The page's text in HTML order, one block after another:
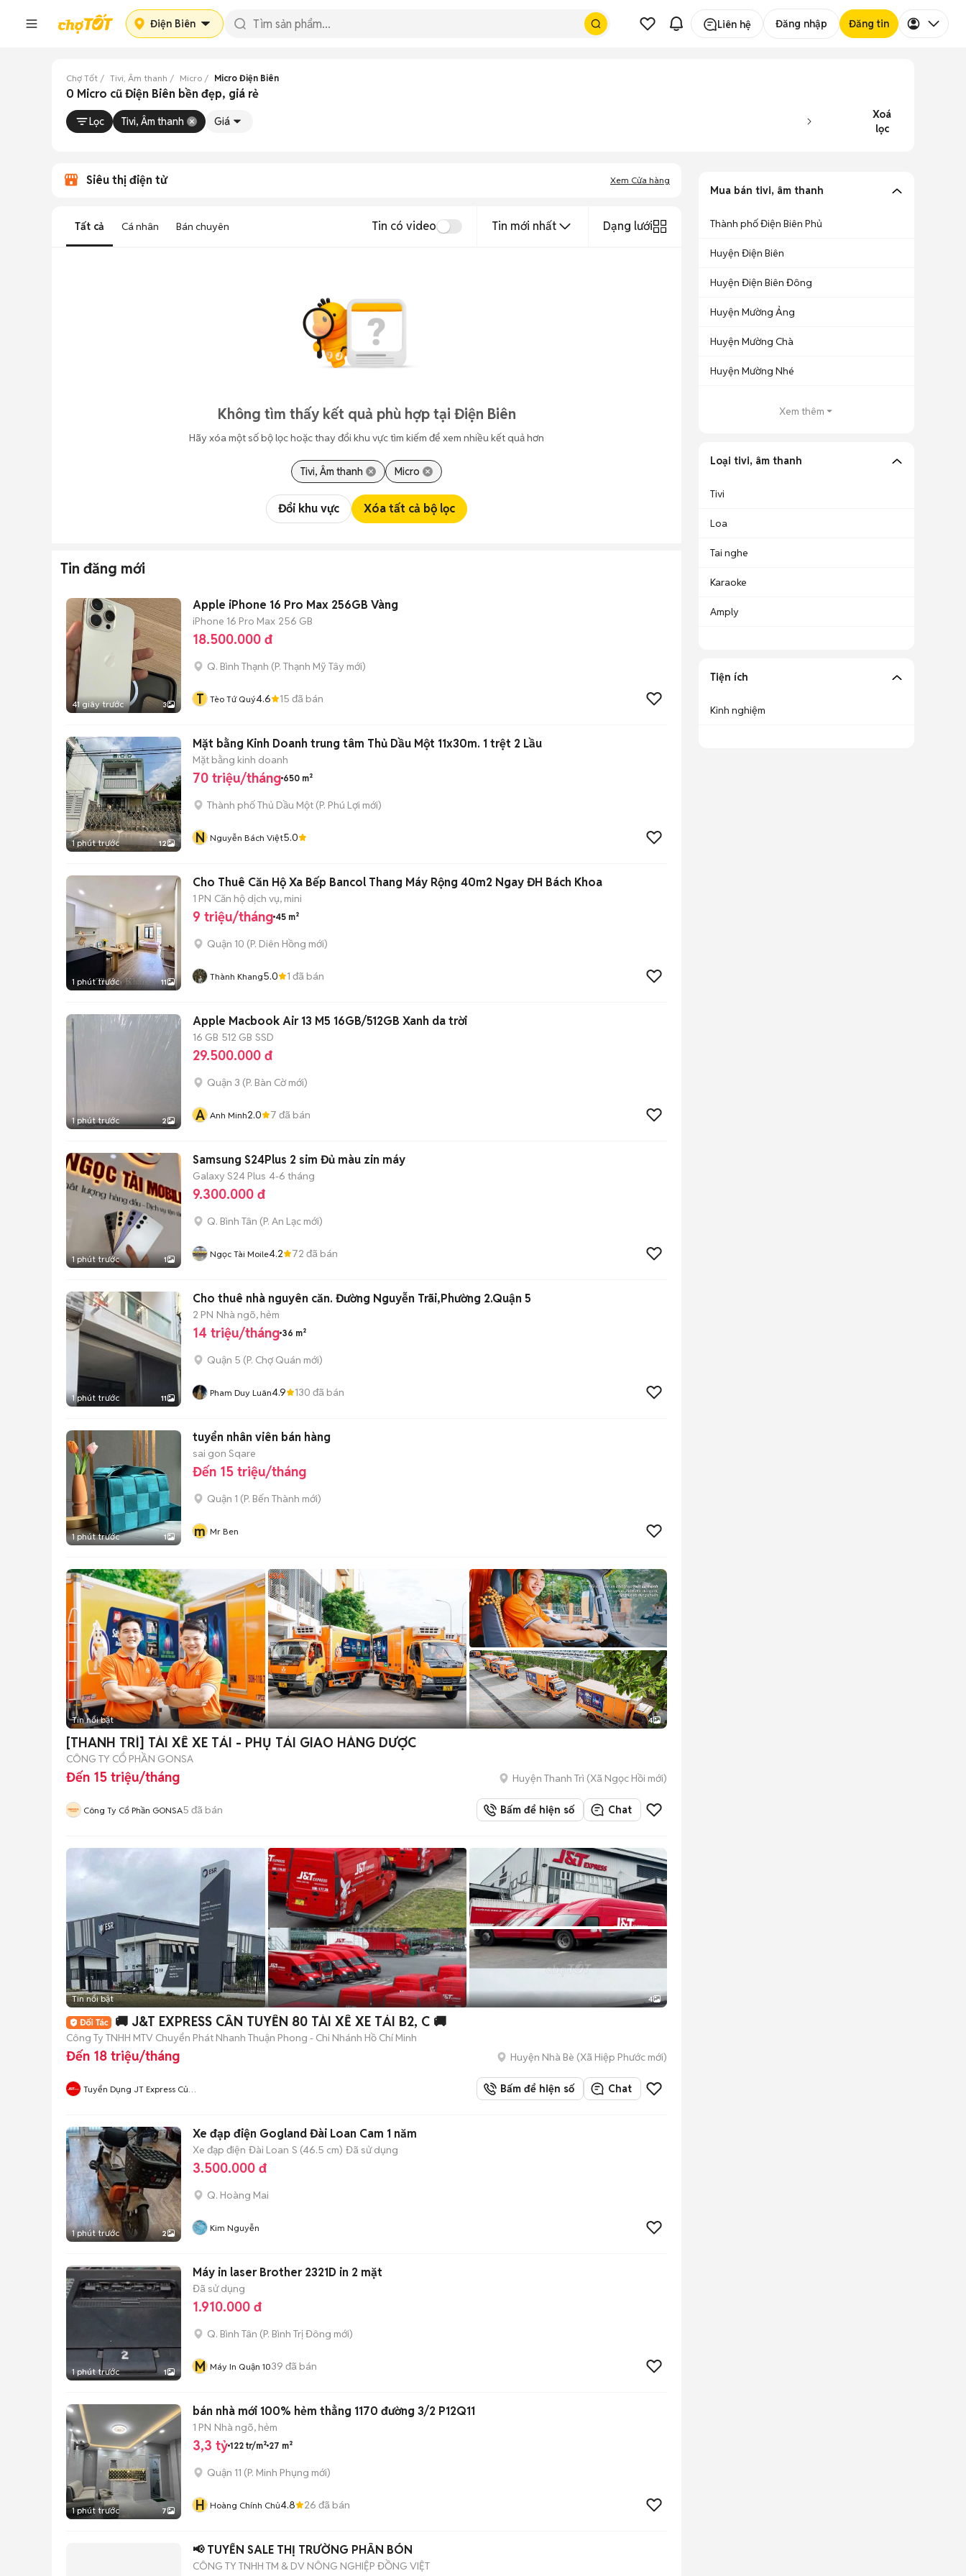
Điện Biên Liên hệ Đăng nhập Đăng tin
Chợ Tốt Tivi, Âm thanh Micro Micro Điện Biên
0 Micro cũ Điện Biên bền đẹp, giá rẻ
Lọc Tivi, Âm thanh Giá
Xoá
lọc
Siêu thị điện tử Xem Cửa hàng
Tất cả Cá nhân Bán chuyên Tin có video Tin mới nhất Dạng lưới
Không tìm thấy kết quả phù hợp tại Điện Biên
Hãy xóa một số bộ lọc hoặc thay đổi khu vực tìm kiếm để xem nhiều kết quả hơn
Tivi, Âm thanh Micro
Đổi khu vực Xóa tất cả bộ lọc
Tin đăng mới
41 giây trước 3
Apple iPhone 16 Pro Max 256GB Vàng
iPhone 16 Pro Max 256 GB
18.500.000 đ
Q. Bình Thạnh (P. Thạnh Mỹ Tây mới)
T Tèo Tứ Quý4.6 15 đã bán
1 phút trước 12
Mặt bằng Kinh Doanh trung tâm Thủ Dầu Một 11x30m. 1 trệt 2 Lầu
Mặt bằng kinh doanh
70 triệu/tháng 650 m²
Thành phố Thủ Dầu Một (P. Phú Lợi mới)
N Nguyễn Bách Việt5.0
1 phút trước 11
Cho Thuê Căn Hộ Xa Bếp Bancol Thang Máy Rộng 40m2 Ngay ĐH Bách Khoa
1 PN Căn hộ dịch vụ, mini
9 triệu/tháng 45 m²
Quận 10 (P. Diên Hồng mới)
Thành Khang5.0 1 đã bán
1 phút trước 2
Apple Macbook Air 13 M5 16GB/512GB Xanh da trời
16 GB 512 GB SSD
29.500.000 đ
Quận 3 (P. Bàn Cờmới)
A Anh Minh2.0 7 đã bán
1 phút trước 1
Samsung S24Plus 2 sim Đủ màu zin máy
Galaxy S24 Plus 4-6 tháng
9.300.000 đ
Q. Bình Tân (P. An Lạc mới)
Ngọc Tài Moile4.2 72 đã bán
1 phút trước 11
Cho thuê nhà nguyên căn. Đường Nguyễn Trãi,Phường 2.Quận 5
2 PN Nhà ngõ, hẻm
14 triệu/tháng 36 m²
Quận 5 (P. Chợ Quán mới)
Pham Duy Luân4.9 130 đã bán
1 phút trước 1
tuyển nhân viên bán hàng
sai gon Sqare
Đến 15 triệu/tháng
Quận 1 (P. Bến Thành mới)
m Mr Ben
Tin nổi bật 4
[THANH TRÌ] TÀI XẾ XE TẢI - PHỤ TẢI GIAO HÀNG DƯỢC
CÔNG TY CỔ PHẦN GONSA
Đến 15 triệu/tháng Huyện Thanh Trì (Xã Ngọc Hồi mới)
Công Ty Cổ Phần GONSA5 đã bán Bấm để hiện số Chat
Tin nổi bật 4
🚚 J&T EXPRESS CẦN TUYỂN 80 TÀI XẾ XE TẢI B2, C 🚚
Công Ty TNHH MTV Chuyển Phát Nhanh Thuận Phong - Chi Nhánh Hồ Chí Minh
Đến 18 triệu/tháng Huyện Nhà Bè (Xã Hiệp Phước mới)
Tuyển Dụng JT Express Củ
Bấm để hiện số Chat
1 phút trước 2
Xe đạp điện Gogland Đài Loan Cam 1 năm
Xe đạp điện Đài Loan S (46.5 cm) Đã sử dụng
3.500.000 đ
Q. Hoàng Mai
Kim Nguyễn
1 phút trước 1
Máy in laser Brother 2321D in 2 mặt
Đã sử dụng
1.910.000 đ
Q. Bình Tân (P. Bình Trị Đông mới)
M Máy In Quận 1039 đã bán
1 phút trước 7
bán nhà mới 100% hẻm thẳng 1170 đường 3/2 P12Q11
1 PN Nhà ngõ, hẻm
3,3 tỷ 122 tr/m² 27 m²
Quận 11 (P. Minh Phụng mới)
H Hoàng Chính Chủ4.8 26 đã bán
📢 TUYỂN SALE THỊ TRƯỜNG PHÂN BÓN
CÔNG TY TNHH TM & DV NÔNG NGHIỆP ĐỒNG VIỆT
Mua bán tivi, âm thanh
Thành phố Điện Biên Phủ
Huyện Điện Biên
Huyện Điện Biên Đông
Huyện Mường Ảng
Huyện Mường Chà
Huyện Mường Nhé
Xem thêm
Loại tivi, âm thanh
Tivi
Loa
Tai nghe
Karaoke
Amply
Tiện ích
Kinh nghiệm